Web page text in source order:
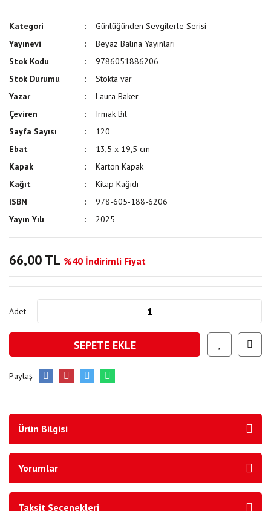
Kategori
Günlüğünden Sevgilerle Serisi
Yayınevi
Beyaz Balina Yayınları
Stok Kodu
9786051886206
Stok Durumu
Stokta var
Yazar
Laura Baker
Çeviren
Irmak Bil
Sayfa Sayısı
120
Ebat
13,5 x 19,5 cm
Kapak
Karton Kapak
Kağıt
Kitap Kağıdı
ISBN
978-605-188-6206
Yayın Yılı
2025
66,00 TL %40 İndirimli Fiyat
Adet
SEPETE EKLE
Paylaş
Ürün Bilgisi
Yorumlar
Taksit Seçenekleri